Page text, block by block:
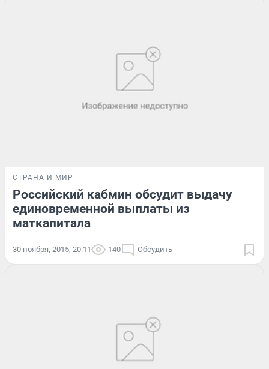
СТРАНА И МИР
Российский кабмин обсудит выдачу
единовременной выплаты из
маткапитала
30 ноября, 2015, 20:11 140 Обсудить